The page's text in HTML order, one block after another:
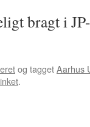
bragt i
og taggetAarhus
.